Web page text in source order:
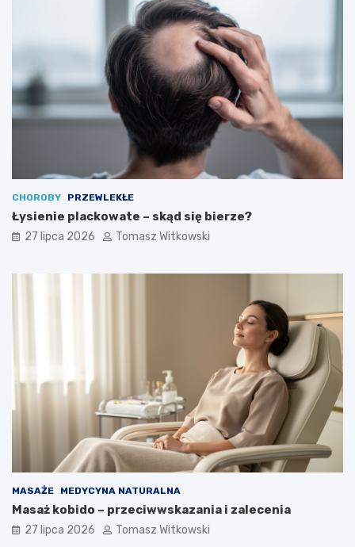
CHOROBY PRZEWLEKŁE
Łysienie plackowate – skąd się bierze?
27 lipca 2026 Tomasz Witkowski
MASAŻE MEDYCYNA NATURALNA
Masaż kobido – przeciwwskazania i zalecenia
27 lipca 2026 Tomasz Witkowski